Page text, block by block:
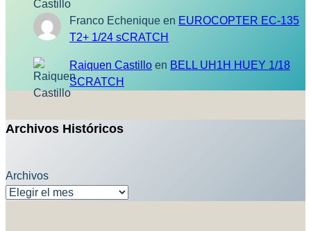
Franco Echenique en EUROCOPTER EC-135
T2+ 1/24 sCRATCH
Raiquen Castillo en BELL UH1H HUEY 1/18
SCRATCH
Archivos Históricos
Archivos